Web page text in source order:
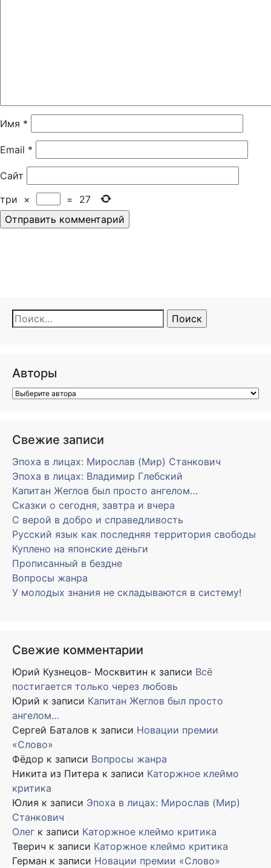
Имя *
Email *
Сайт
три × = 27
Найти:
Авторы
Свежие записи
Эпоха в лицах: Мирослав (Мир) Станкович
Эпоха в лицах: Владимир Глебский
Капитан Жеглов был просто ангелом…
Сказки о сегодня, завтра и вчера
С верой в добро и справедливость
Русский язык как последняя территория свободы
Куплено на японские деньги
Прописанный в бездне
Вопросы жанра
У молодых знания не складываются в систему!
Свежие комментарии
Юрий Кузнецов- Москвитин к записи Всё
постигается только через любовь
Юрий к записи Капитан Жеглов был просто
ангелом…
Сергей Баталов к записи Новации премии
«Слово»
Фёдор к записи Вопросы жанра
Никита из Питера к записи Каторжное клеймо
критика
Юлия к записи Эпоха в лицах: Мирослав (Мир)
Станкович
Олег к записи Каторжное клеймо критика
Тверич к записи Каторжное клеймо критика
Герман к записи Новации премии «Слово»